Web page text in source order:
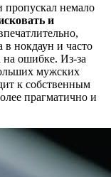
немало
и
в нокдаун и часто
на ошибке. Из-за
мужских
к собственным
прагматично и